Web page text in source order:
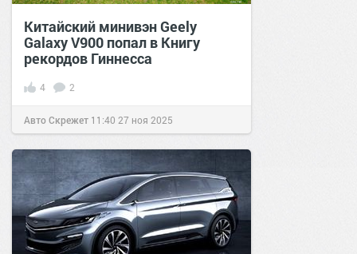
Китайский минивэн Geely
Galaxy V900 попал в Книгу
рекордов Гиннесса
4 2
Авто Скрежет 11:40 27 ноя 2025